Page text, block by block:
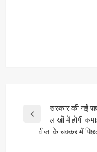
Post
navigation
Previous
Post
सरकार की नई
लाखों में होगी
वीजा के चक्कर में